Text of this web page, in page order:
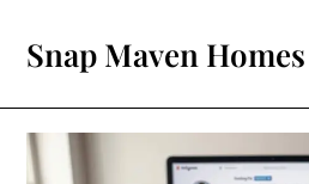
content
Snap Maven Homes